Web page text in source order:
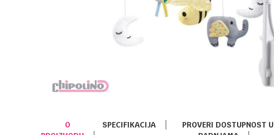
O
SPECIFIKACIJA
PROVERI DOSTUPNOST U